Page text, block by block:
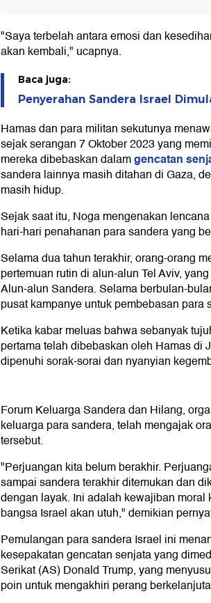
"Saya terbelah antara emosi dan
akan kembali," ucapnya.
Baca juga:
Penyerahan Sandera Israel
Hamas dan para militan sekutunya
sejak serangan 7 Oktober 2023 yang
mereka dibebaskan dalamgencatan
sandera lainnya masih ditahan di Gaza,
masih hidup.
Sejak saat itu, Noga mengenakan
hari-hari penahanan para sandera yang
Selama dua tahun terakhir, orang-orang
pertemuan rutin di alun-alun Tel Aviv,
Alun-alun Sandera. Selama berbulan-
pusat kampanye untuk pembebasan para
Ketika kabar meluas bahwa sebanyak
pertama telah dibebaskan oleh Hamas di
dipenuhi sorak-sorai dan nyanyian
Forum Keluarga Sandera dan Hilang,
keluarga para sandera, telah mengajak
tersebut.
"Perjuangan kita belum berakhir.
sampai sandera terakhir ditemukan dan
dengan layak. Ini adalah kewajiban
bangsa Israel akan utuh," demikian
Pemulangan para sandera Israel ini
kesepakatan gencatan senjata yang
Serikat (AS) Donald Trump, yang
poin untuk mengakhiri perang